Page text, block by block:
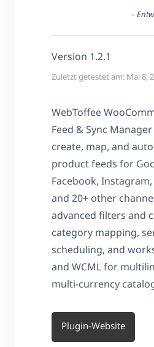
–
Version 1.2.1
Zuletzt getestet am: Mai 8,
WebToffee
Feed & Sync
create, map, and
product feeds for
Facebook,
and 20+ other
advanced filters and
category mapping,
scheduling, and
and WCML for
multi-currency
Plugin-Website